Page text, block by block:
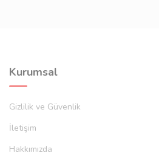
Kurumsal
Gizlilik ve Güvenlik
İletişim
Hakkımızda